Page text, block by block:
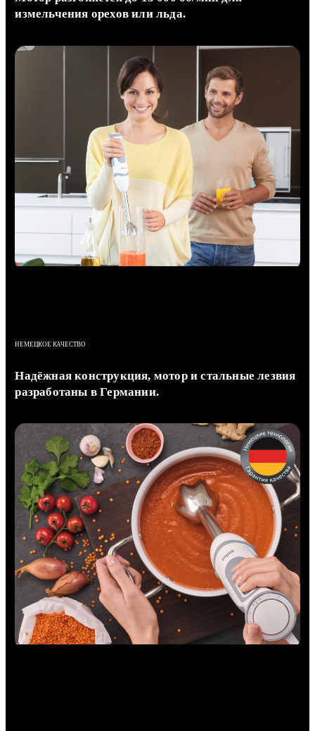
измельчения орехов или льда.
НЕМЕЦКОЕ КАЧЕСТВО
Надёжная конструкция, мотор и стальные лезвия
разработаны в Германии.